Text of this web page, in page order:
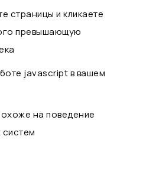
страницы и кликаете
превышающую
javascript в вашем
на поведение